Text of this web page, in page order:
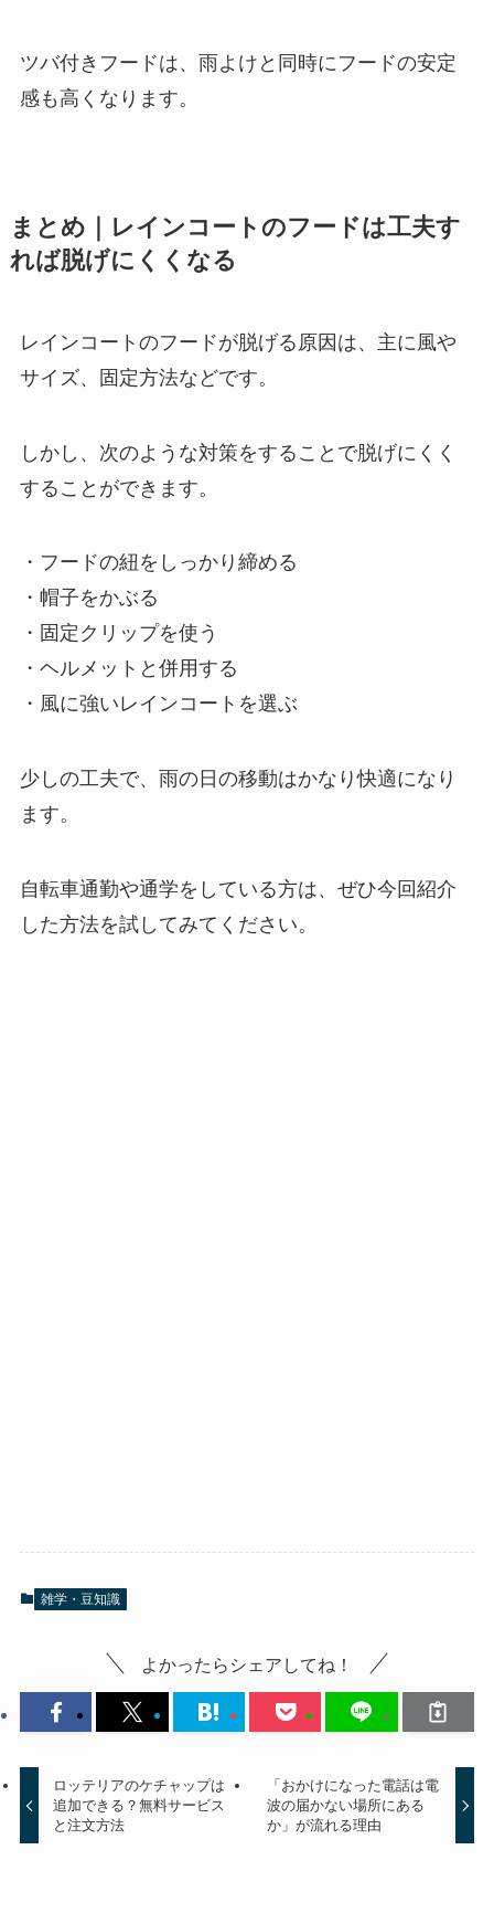
ツバ付きフードは、雨よけと同時にフードの安定
感も高くなります。
まとめ｜レインコートのフードは工夫す
れば脱げにくくなる
レインコートのフードが脱げる原因は、主に風や
サイズ、固定方法などです。
しかし、次のような対策をすることで脱げにくく
することができます。
・フードの紐をしっかり締める
・帽子をかぶる
・固定クリップを使う
・ヘルメットと併用する
・風に強いレインコートを選ぶ
少しの工夫で、雨の日の移動はかなり快適になり
ます。
自転車通勤や通学をしている方は、ぜひ今回紹介
した方法を試してみてください。
雑学・豆知識
よかったらシェアしてね！
ロッテリアのケチャップは
追加できる？無料サービス
と注文方法
「おかけになった電話は電
波の届かない場所にある
か」が流れる理由